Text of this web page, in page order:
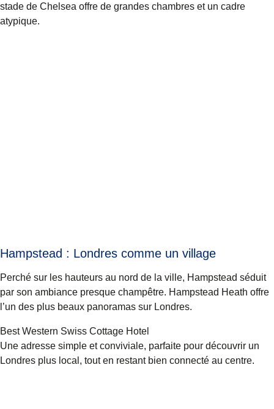
stade de Chelsea offre de grandes chambres et un cadre
atypique.
Hampstead : Londres comme un village
Perché sur les hauteurs au nord de la ville, Hampstead séduit
par son ambiance presque champêtre. Hampstead Heath offre
l’un des plus beaux panoramas sur Londres.
Best Western Swiss Cottage Hotel
Une adresse simple et conviviale, parfaite pour découvrir un
Londres plus local, tout en restant bien connecté au centre.